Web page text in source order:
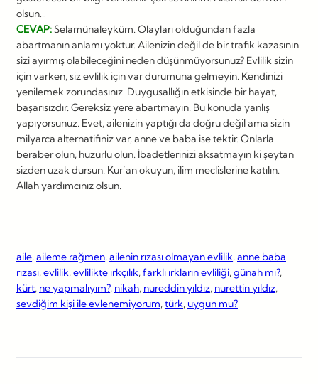
olsun…
CEVAP:Selamünaleyküm. Olayları olduğundan fazla
abartmanın anlamı yoktur. Ailenizin değil de bir trafik kazasının
sizi ayırmış olabileceğini neden düşünmüyorsunuz? Evlilik sizin
için varken, siz evlilik için var durumuna gelmeyin. Kendinizi
yenilemek zorundasınız. Duygusallığın etkisinde bir hayat,
başarısızdır. Gereksiz yere abartmayın. Bu konuda yanlış
yapıyorsunuz. Evet, ailenizin yaptığı da doğru değil ama sizin
milyarca alternatifiniz var, anne ve baba ise tektir. Onlarla
beraber olun, huzurlu olun. İbadetlerinizi aksatmayın ki şeytan
sizden uzak dursun. Kur’an okuyun, ilim meclislerine katılın.
Allah yardımcınız olsun.
aile, aileme rağmen, ailenin rızası olmayan evlilik, anne baba
rızası, evlilik, evlilikte ırkçılık, farklı ırkların evliliği, günah mı?
kürt, ne yapmalıyım?, nikah, nureddin yıldız, nurettin yıldız
sevdiğim kişi ile evlenemiyorum, türk, uygun mu?